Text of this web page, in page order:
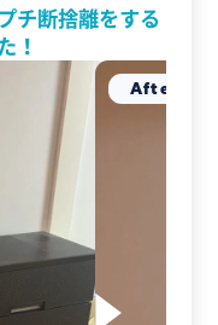
チ断捨離をする
！